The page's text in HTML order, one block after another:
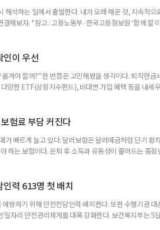
해석하는 일에서 출발한다. 내가 오래 해온 것, 지속적으
해보자. *참고 : 고용노동부·한국고용정보원 ‘함께 할
중 내가 직접 해볼 만
인이 우선
겨야 할까?” 한 번쯤은 고민해봤을 생각이다. 퇴직연금
양한 ETF(상장지수펀드), 비대면 가입 혜택 등을 내세
다. 하지만 수익률 숫자는 기준에 따라달라질 수 있다.
험료 부담 커진다
빠르게 늘고 있다. 달러보험은 달러예금처럼 단기 환
하는 보험이다. 은퇴 후 소득과 유동성이 줄어드는 중장
웃도는 수준이다. 달러보험은 보험료를 달러로 내고
력 613명 첫 배치
방하기 위해 안전전담인력 배치한다. 또한 수행기관 대
자리 안전관리체계를 대폭 강화한다. 보건복지부는 5